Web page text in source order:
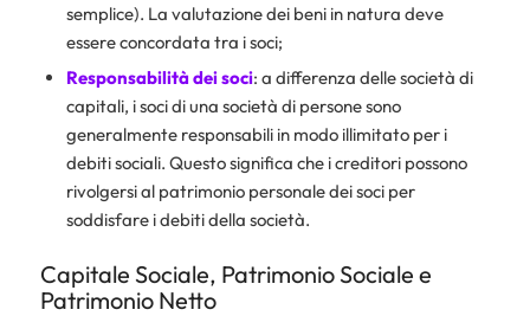
semplice). La valutazione dei beni in natura deve
essere concordata tra i soci;
Responsabilità dei soci: a differenza delle società di
capitali, i soci di una società di persone sono
generalmente responsabili in modo illimitato per i
debiti sociali. Questo significa che i creditori possono
rivolgersi al patrimonio personale dei soci per
soddisfare i debiti della società.
Capitale Sociale, Patrimonio Sociale e
Patrimonio Netto